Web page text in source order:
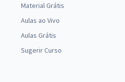
Material Grátis
Aulas ao Vivo
Aulas Grátis
Sugerir Curso